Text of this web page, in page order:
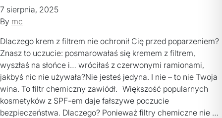
7 sierpnia, 2025
By mc
Dlaczego krem z filtrem nie ochronił Cię przed poparzeniem?
Znasz to uczucie: posmarowałaś się kremem z filtrem,
wyszłaś na słońce i… wróciłaś z czerwonymi ramionami,
jakbyś nic nie używała?Nie jesteś jedyna. I nie – to nie Twoja
wina. To filtr chemiczny zawiódł. Większość popularnych
kosmetyków z SPF-em daje fałszywe poczucie
bezpieczeństwa. Dlaczego? Ponieważ filtry chemiczne nie …